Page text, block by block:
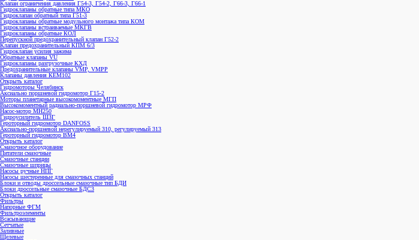
Клапан ограничения давления Г54-3, Г54-2, Г66-3, Г66-1
Гидроклапаны обратные типа МКО
Гидроклапан обратный типа Г51-3
Гидроклапаны обратные модульного монтажа типа КОМ
Гидроклапаны встраиваемые МКГВ
Гидроклапаны обратные КОЛ
Перепускной предохранительный клапан Г52-2
Клапан предохранительный КПМ 6/3
Гидроклапан усилия зажима
Обратные клапаны VU
Гидроклапаны разгрузочные КХД
Предохранительные клапаны VMP, VMPP
Клапаны давления КЕМ102
Открыть каталог
Гидромоторы Челябинск
Аксиально поршневой гидромотор Г15-2
Моторы планетарные высокомоментные МГП
Высокомоментный радиально-поршневой гидромотор МРФ
Насос-мотор МН250
Гидроусилитель ШЗГ
Героторный гидромотор DANFOSS
Аксиально-поршневой нерегулируемый 310, регулируемый 313
Героторный гидромотор ВМ4
Открыть каталог
Смазочное оборудование
Питатели смазочные
Смазочные станции
Смазочные шприцы
Насосы ручные НПГ
Насосы шестеренные для смазочных станций
Блоки и отводы дроссельные смазочные тип БДИ
Блоки дроссельные смазочные БДС3
Открыть каталог
Фильтры
Напорные ФГМ
Фильтроэлементы
Всасывающие
Сетчатые
Заливные
Щелевые